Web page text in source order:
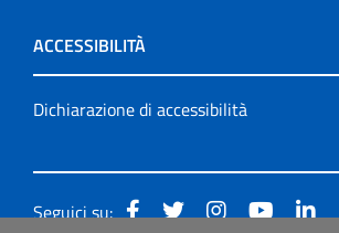
ACCESSIBILITÀ
Dichiarazione di accessibilità
Seguici su: